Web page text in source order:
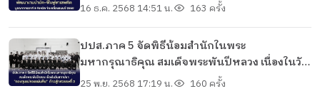
2569
16 ธ.ค. 2568 14:51 น. 163 ครั้ง
ปปส.ภาค 5 จัดพิธีน้อมสำนักในพระ
มหากรุณาธิคุณ สมเด็จพระพันปีหลวง เนื่องในวัน
สถาปนา "กองทุนแม่ของแผ่นดิน" ก้าวสู่ทศวรรษ
25 พ.ย. 2568 17:19 น. 160 ครั้ง